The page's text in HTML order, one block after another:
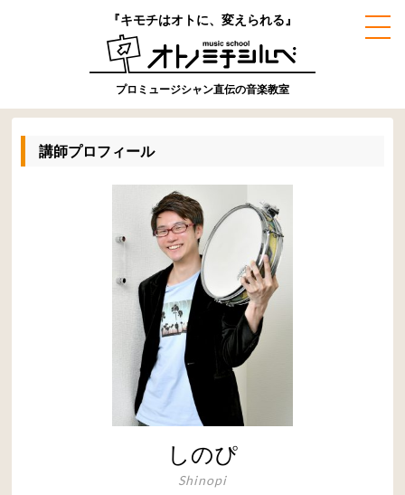
『キモチはオトに、変えられる』
プロミュージシャン直伝の音楽教室
講師プロフィール
しのぴ
Shinopi